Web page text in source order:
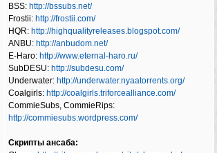
BSS: http://bssubs.net/
Frostii: http://frostii.com/
HQR: http://highqualityreleases.blogspot.com/
ANBU: http://anbudom.net/
E-Haro: http://www.eternal-haro.ru/
SubDESU: http://subdesu.com/
Underwater: http://underwater.nyaatorrents.org/
Coalgirls: http://coalgirls.triforcealliance.com/
CommieSubs, CommieRips:
http://commiesubs.wordpress.com/
Скрипты ансаба: